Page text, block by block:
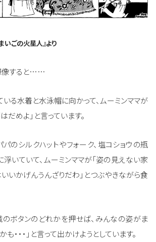
いごの火星人』より
像すると……
いる水着と水泳帽に向かって、ムーミンママが
だめよ」と言っています。
パのシルクハットやフォーク、塩コショウの瓶
いていて、ムーミンママが「姿の見えない家
いかげんうんざりだわ」とつぶやきながら食
のボタンのどれかを押せば、みんなの姿がま
・・・」と言って出かけようとしています。